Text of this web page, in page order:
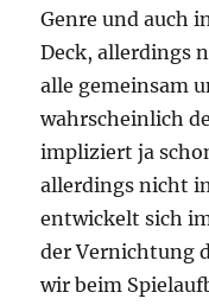
Genre und auch
Deck, allerdings
alle gemeinsam
wahrscheinlich
impliziert ja
allerdings nicht
entwickelt sich
der Vernichtung
wir beim